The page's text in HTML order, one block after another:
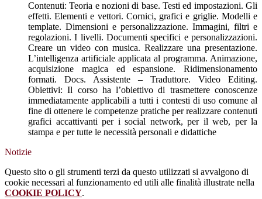
Contenuti: Teoria e nozioni di base. Testi ed impostazioni. Gli
effetti. Elementi e vettori. Cornici, grafici e griglie. Modelli e
template. Dimensioni e personalizzazione. Immagini, filtri e
regolazioni. I livelli. Documenti specifici e personalizzazioni.
Creare un video con musica. Realizzare una presentazione.
L’intelligenza artificiale applicata al programma. Animazione,
acquisizione magica ed espansione. Ridimensionamento
formati. Docs. Assistente – Traduttore. Video Editing.
Obiettivi: Il corso ha l’obiettivo di trasmettere conoscenze
immediatamente applicabili a tutti i contesti di uso comune al
fine di ottenere le competenze pratiche per realizzare contenuti
grafici accattivanti per i social network, per il web, per la
stampa e per tutte le necessità personali e didattiche
Notizie
Questo sito o gli strumenti terzi da questo utilizzati si avvalgono di
cookie necessari al funzionamento ed utili alle finalità illustrate nella
COOKIE POLICY.